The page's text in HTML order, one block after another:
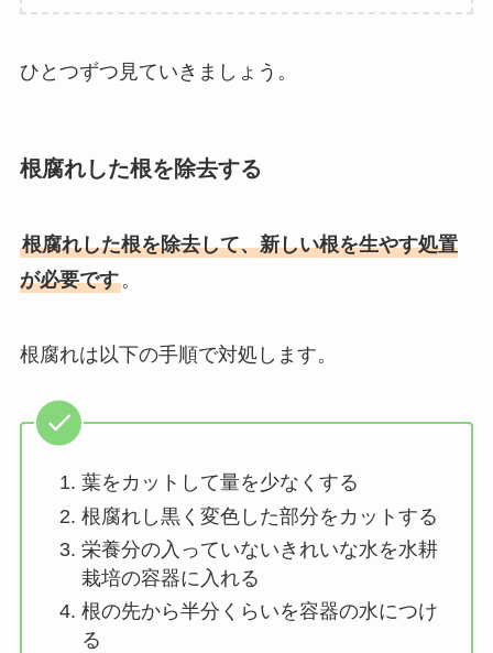
ひとつずつ見ていきましょう。
根腐れした根を除去する
根腐れした根を除去して、新しい根を生やす処置
が必要です。
根腐れは以下の手順で対処します。
葉をカットして量を少なくする
根腐れし黒く変色した部分をカットする
栄養分の入っていないきれいな水を水耕
栽培の容器に入れる
根の先から半分くらいを容器の水につけ
る